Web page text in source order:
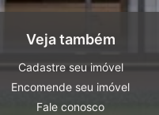
Veja também
Cadastre seu imóvel
Encomende seu imóvel
Fale conosco